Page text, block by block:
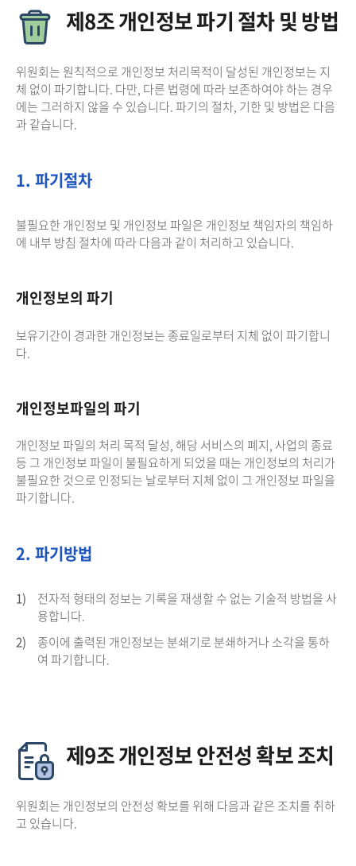
제8조 개인정보 파기 절차 및 방법
위원회는 원칙적으로 개인정보 처리목적이 달성된 개인정보는 지
체 없이 파기합니다. 다만, 다른 법령에 따라 보존하여야 하는 경우
에는 그러하지 않을 수 있습니다. 파기의 절차, 기한 및 방법은 다음
과 같습니다.
1. 파기절차
불필요한 개인정보 및 개인정보 파일은 개인정보 책임자의 책임하
에 내부 방침 절차에 따라 다음과 같이 처리하고 있습니다.
개인정보의 파기
보유기간이 경과한 개인정보는 종료일로부터 지체 없이 파기합니
다.
개인정보파일의 파기
개인정보 파일의 처리 목적 달성, 해당 서비스의 폐지, 사업의 종료
등 그 개인정보 파일이 불필요하게 되었을 때는 개인정보의 처리가
불필요한 것으로 인정되는 날로부터 지체 없이 그 개인정보 파일을
파기합니다.
2. 파기방법
1)
전자적 형태의 정보는 기록을 재생할 수 없는 기술적 방법을 사
용합니다.
2)
종이에 출력된 개인정보는 분쇄기로 분쇄하거나 소각을 통하
여 파기합니다.
제9조 개인정보 안전성 확보 조치
위원회는 개인정보의 안전성 확보를 위해 다음과 같은 조치를 취하
고 있습니다.